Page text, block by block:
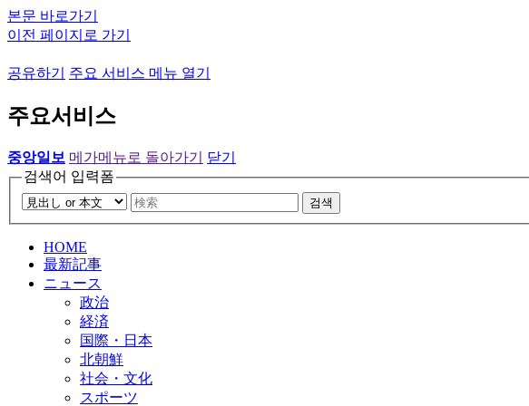
본문 바로가기
이전 페이지로 가기
공유하기 주요 서비스 메뉴 열기
주요서비스
중앙일보 메가메뉴로 돌아가기
닫기
검색어 입력폼
검색
HOME
最新記事
ニュース
政治
経済
国際・日本
北朝鮮
社会・文化
スポーツ